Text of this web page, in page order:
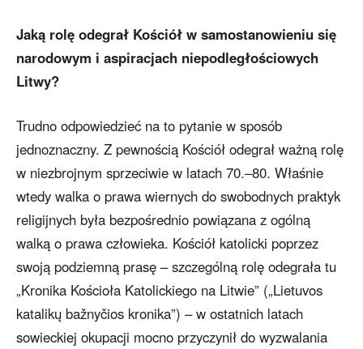
Jaką rolę odegrał Kościół w samostanowieniu się
narodowym i aspiracjach niepodległościowych
Litwy?
Trudno odpowiedzieć na to pytanie w sposób
jednoznaczny. Z pewnością Kościół odegrał ważną rolę
w niezbrojnym sprzeciwie w latach 70.–80. Właśnie
wtedy walka o prawa wiernych do swobodnych praktyk
religijnych była bezpośrednio powiązana z ogólną
walką o prawa człowieka. Kościół katolicki poprzez
swoją podziemną prasę – szczególną rolę odegrała tu
„Kronika Kościoła Katolickiego na Litwie” („Lietuvos
katalikų bažnyčios kronika”) – w ostatnich latach
sowieckiej okupacji mocno przyczynił do wyzwalania